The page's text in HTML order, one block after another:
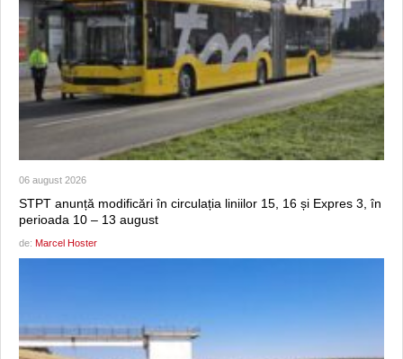
06 august 2026
STPT anunță modificări în circulația liniilor 15, 16 și Expres 3, în
perioada 10 – 13 august
de: Marcel Hoster